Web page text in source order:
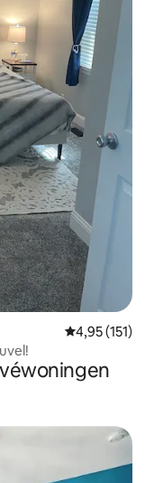
Gemiddelde
4,95 (151)